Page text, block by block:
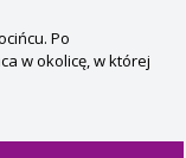
Po
w okolicę, w której